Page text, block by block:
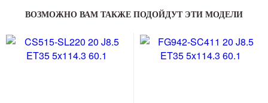
ВОЗМОЖНО ВАМ ТАКЖЕ ПОДОЙДУТ ЭТИ МОДЕЛИ